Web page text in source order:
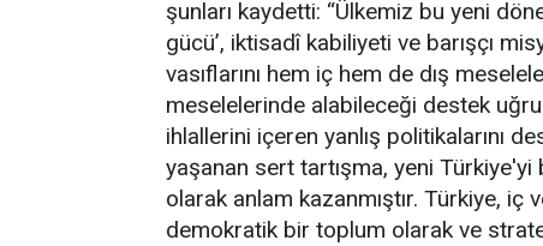
şunları kaydetti: “Ülkemiz bu yeni
gücü’, iktisadî kabiliyeti ve barışçı
vasıflarını hem iç hem de dış
meselelerinde alabileceği destek
ihlallerini içeren yanlış politikalarını
yaşanan sert tartışma, yeni Türkiye'yi
olarak anlam kazanmıştır. Türkiye,
demokratik bir toplum olarak ve